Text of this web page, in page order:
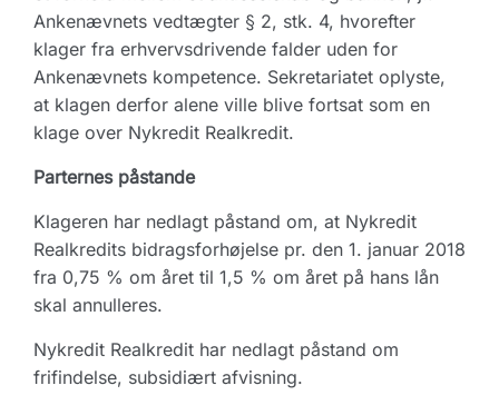
Ankenævnets vedtægter § 2, stk. 4, hvorefter
klager fra erhvervsdrivende falder uden for
Ankenævnets kompetence. Sekretariatet oplyste,
at klagen derfor alene ville blive fortsat som en
klage over Nykredit Realkredit.
Parternes påstande
Klageren har nedlagt påstand om, at Nykredit
Realkredits bidragsforhøjelse pr. den 1. januar 2018
fra 0,75 % om året til 1,5 % om året på hans lån
skal annulleres.
Nykredit Realkredit har nedlagt påstand om
frifindelse, subsidiært afvisning.